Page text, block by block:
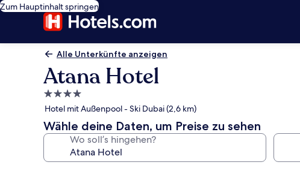
Zum Hauptinhalt springen
Alle Unterkünfte anzeigen
Atana Hotel
4.0-
Sterne-
Unterkunft
Hotel mit Außenpool - Ski Dubai (2,6 km)
Wähle deine Daten, um Preise zu sehen
Wo soll’s hingehen?